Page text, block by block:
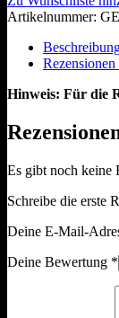
Artikelnummer:
Rezensionen
Hinweis: Für die
Es gibt noch keine
Schreibe die erste
Deine E-Mail-
Deine Bewertung *